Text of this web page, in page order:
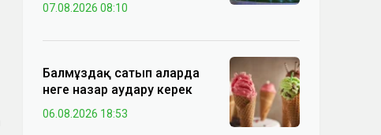
07.08.2026 08:10
Балмұздақ сатып аларда
неге назар аудару керек
06.08.2026 18:53